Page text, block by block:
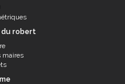
robert
maires